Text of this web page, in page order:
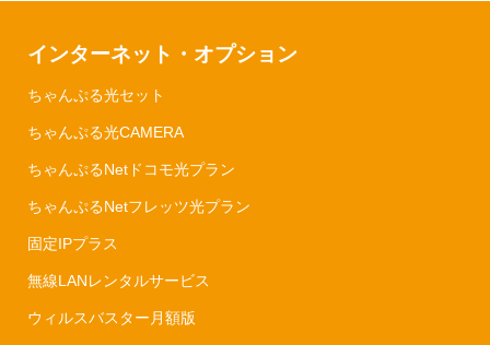
ランとなっております。
インターネット・オプション
ちゃんぷる光セット
ちゃんぷる光CAMERA
ちゃんぷるNetドコモ光プラン
ちゃんぷるNetフレッツ光プラン
固定IPプラス
無線LANレンタルサービス
ウィルスバスター月額版